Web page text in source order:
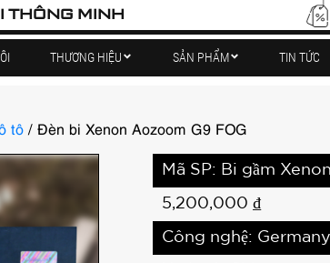
THÔNG MINH
THƯƠNG HIỆU SẢN PHẨM TIN TỨC
tô / Đèn bi Xenon Aozoom G9 FOG
Mã SP: Bi gầm
5,200,000 ₫
Công nghệ: Germany